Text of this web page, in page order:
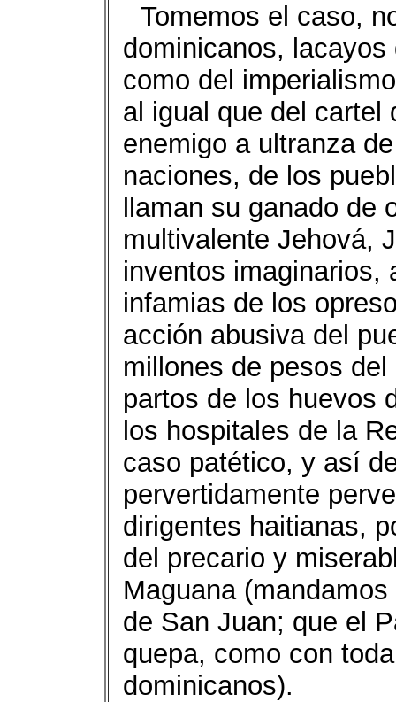
Tomemos el caso,
dominicanos,
como del
al igual que del cartel
enemigo a ultranza
naciones, de los
llaman su ganado
multivalente Jehová,
inventos imaginarios,
infamias de los
acción abusiva del
millones de pesos
partos de los huevos
los hospitales de la
caso patético, y así
pervertidamente
dirigentes haitianas,
del precario y
Maguana
de San Juan; que el
quepa, como con
dominicanos).